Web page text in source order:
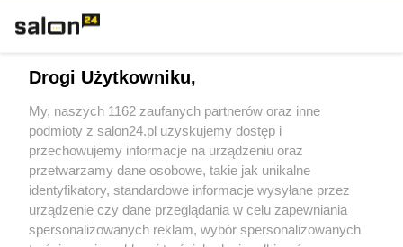
Sport
Społeczeństwo
Kultura
Drogi Użytkowniku,
My, naszych 1162 zaufanych partnerów oraz inne
podmioty z salon24.pl uzyskujemy dostęp i
przechowujemy informacje na urządzeniu oraz
przetwarzamy dane osobowe, takie jak unikalne
identyfikatory, standardowe informacje wysyłane przez
urządzenie czy dane przeglądania w celu zapewniania
spersonalizowanych reklam, wybór spersonalizowanych